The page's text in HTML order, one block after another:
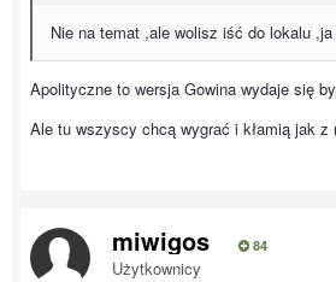
Nie na temat ,ale wolisz iść do lokalu
Apolityczne to wersja Gowina wydaje się
Ale tu wszyscy chcą wygrać i kłamią jak z
miwigos 84
Użytkownicy